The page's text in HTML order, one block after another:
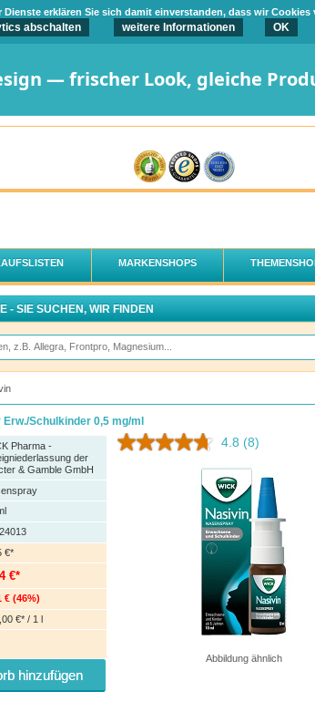
erklären Sie sich damit einverstanden, dass wir
abschalten weitere Informationen OK
— frischer Look, gleiche
MARKENSHOPS
- SIE SUCHEN, WIR FINDEN
Schulkinder 0,5 mg/ml
4.8 (8)
Abbildung ähnlich
Pharma -
der
& Gamble GmbH
€*
€*
€ (46%)
€* / 1 l
hinzufügen